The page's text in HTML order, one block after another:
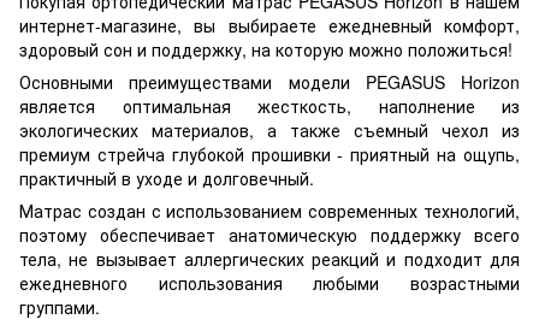
интернет-магазине, вы выбираете ежедневный комфорт,
здоровый сон и поддержку, на которую можно положиться!
Основными преимуществами модели PEGASUS Horizon
является оптимальная жесткость, наполнение из
экологических материалов, а также съемный чехол из
премиум стрейча глубокой прошивки - приятный на ощупь,
практичный в уходе и долговечный.
Матрас создан с использованием современных технологий,
поэтому обеспечивает анатомическую поддержку всего
тела, не вызывает аллергических реакций и подходит для
ежедневного использования любыми возрастными
группами.